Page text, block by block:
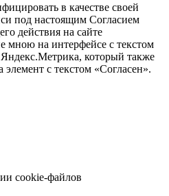
в качестве своей
под настоящим Согласием
действия на сайте
мною на интерфейсе с текстом
который также
с текстом «Согласен».
cookie-файлов